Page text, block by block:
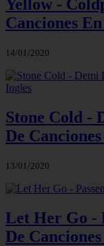
Yellow -
Canciones
14/01/2020
Stone Cold -
De
13/01/2020
Let Her Go -
De